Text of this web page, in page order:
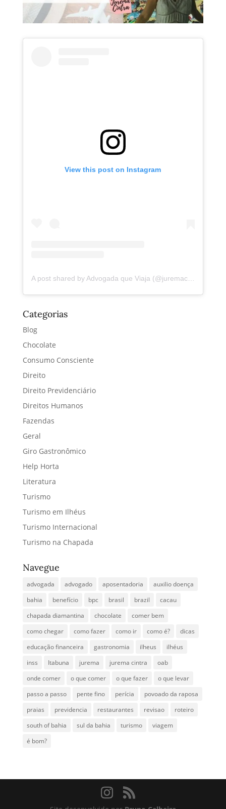
View this post on Instagram
A post shared by Advogada que Viaja (@juremacintra)
Categorias
Blog
Chocolate
Consumo Consciente
Direito
Direito Previdenciário
Direitos Humanos
Fazendas
Geral
Giro Gastronômico
Help Horta
Literatura
Turismo
Turismo em Ilhéus
Turismo Internacional
Turismo na Chapada
Navegue
advogada advogado aposentadoria
auxilio doença
bahia
benefício bpc brasil brazil
cacau
chapada diamantina
chocolate
comer bem
como chegar
como fazer como ir como é?
dicas
educação financeira
gastronomia ilheus
ilhéus
inss
Itabuna jurema jurema cintra
oab
onde comer
o que comer o que fazer
o que levar
passo a passo
pente fino perícia
povoado da raposa
praias
previdencia restaurantes revisao
roteiro
south of bahia
sul da bahia turismo
viagem
é bom?